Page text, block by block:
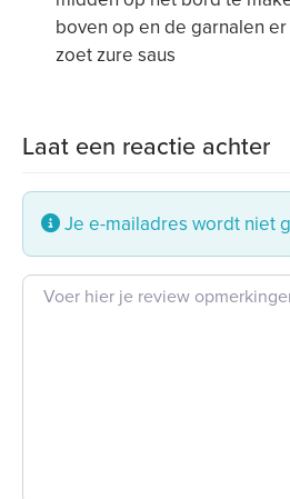
boven op en de garnalen
zoet zure saus
Laat een reactie achter
Je e-mailadres wordt niet
Beoordeling tekst